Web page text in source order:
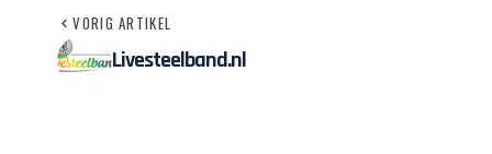
VORIG ARTIKEL
Livesteelband.nl